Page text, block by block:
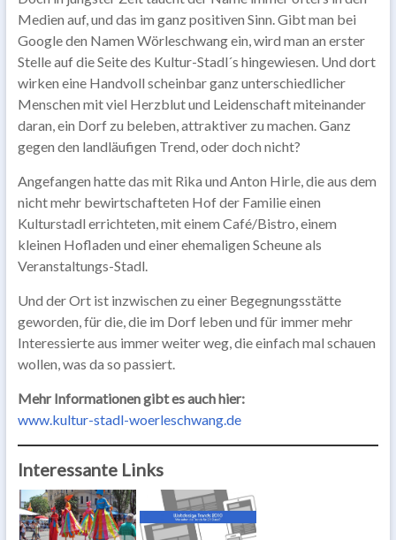
Medien auf, und das im ganz positiven Sinn. Gibt man bei
Google den Namen Wörleschwang ein, wird man an erster
Stelle auf die Seite des Kultur-Stadl´s hingewiesen. Und dort
wirken eine Handvoll scheinbar ganz unterschiedlicher
Menschen mit viel Herzblut und Leidenschaft miteinander
daran, ein Dorf zu beleben, attraktiver zu machen. Ganz
gegen den landläufigen Trend, oder doch nicht?
Angefangen hatte das mit Rika und Anton Hirle, die aus dem
nicht mehr bewirtschafteten Hof der Familie einen
Kulturstadl errichteten, mit einem Café/Bistro, einem
kleinen Hofladen und einer ehemaligen Scheune als
Veranstaltungs-Stadl.
Und der Ort ist inzwischen zu einer Begegnungsstätte
geworden, für die, die im Dorf leben und für immer mehr
Interessierte aus immer weiter weg, die einfach mal schauen
wollen, was da so passiert.
Mehr Informationen gibt es auch hier:
www.kultur-stadl-woerleschwang.de
Interessante Links